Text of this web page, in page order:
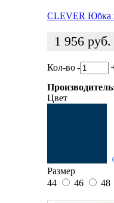
CLEVER Юбка
1 956 руб.
Кол-во-
Цвет
Размер
44
46 48